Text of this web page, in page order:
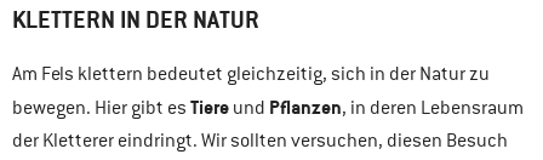
KLETTERN IN DER NATUR
Am Fels klettern bedeutet gleichzeitig, sich in der Natur zu
bewegen. Hier gibt es Tiere und Pflanzen, in deren Lebensraum
der Kletterer eindringt. Wir sollten versuchen, diesen Besuch